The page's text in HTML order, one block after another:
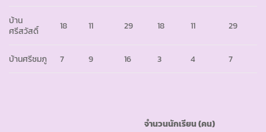
บ้าน
ศรีสวัสดิ์
18 11 29 18 11 29
บ้านศรีชมภู 7 9 16 3 4 7
จำนวนนักเรียน(คน)